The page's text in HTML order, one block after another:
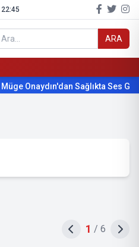
22:45
ARA
Onaydın'dan Sağlıkta Ses
1 / 6